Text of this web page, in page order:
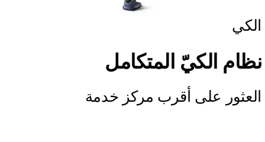
الكي
نظام الكيّ المتكامل
العثور على أقرب مركز خدمة